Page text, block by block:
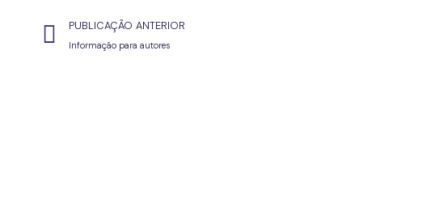
PUBLICAÇÃO ANTERIOR
Informação para autores